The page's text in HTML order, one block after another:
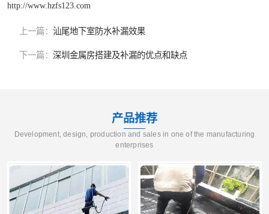
http://www.hzfs123.com
上一篇： 汕尾地下室防水补漏效果
下一篇： 深圳金属房搭建及补漏的优点和缺点
产品推荐
Development, design, production and sales in one of the manufacturing
enterprises